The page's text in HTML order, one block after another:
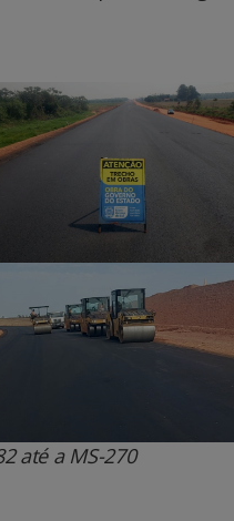
até a MS-270